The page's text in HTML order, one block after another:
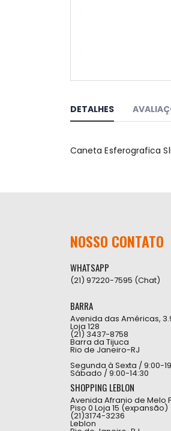
o
início
de
DETALHES
Caneta Esferografica
NOSSO CONTATO
WHATSAPP
(21) 97220-7595 (Chat)
BARRA
Avenida das Américas,
Loja 128
(21) 3437-8758
Barra da Tijuca
Rio de Janeiro-RJ
Segunda à Sexta / 9:00-
Sábado / 9:00-14:30
SHOPPING LEBLON
Avenida Afranio de Melo
Piso 0 Loja 15 (expansão)
(21)3174-3236
Leblon